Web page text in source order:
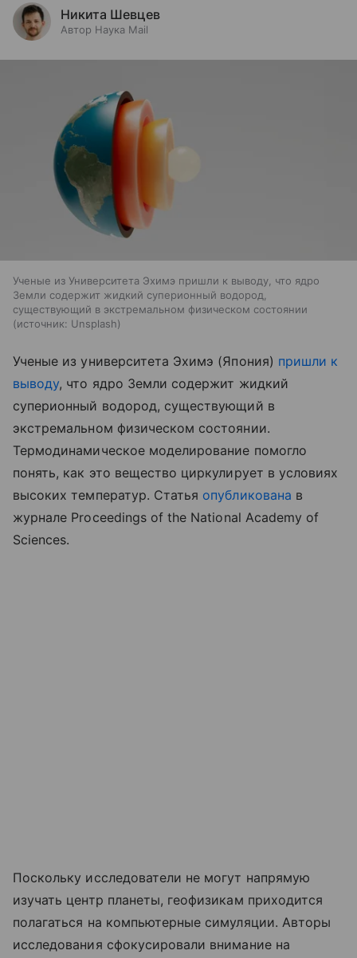
Никита Шевцев
Автор Наука Mail
Ученые из Университета Эхимэ пришли к выводу, что ядро
Земли содержит жидкий суперионный водород,
существующий в экстремальном физическом состоянии
источник: Unsplash
Ученые из университета Эхимэ (Япония) пришли к
выводу, что ядро Земли содержит жидкий
суперионный водород, существующий в
экстремальном физическом состоянии.
Термодинамическое моделирование помогло
понять, как это вещество циркулирует в условиях
высоких температур. Статья опубликована в
журнале Proceedings of the National Academy of
Sciences.
Поскольку исследователи не могут напрямую
изучать центр планеты, геофизикам приходится
полагаться на компьютерные симуляции. Авторы
исследования сфокусировали внимание на